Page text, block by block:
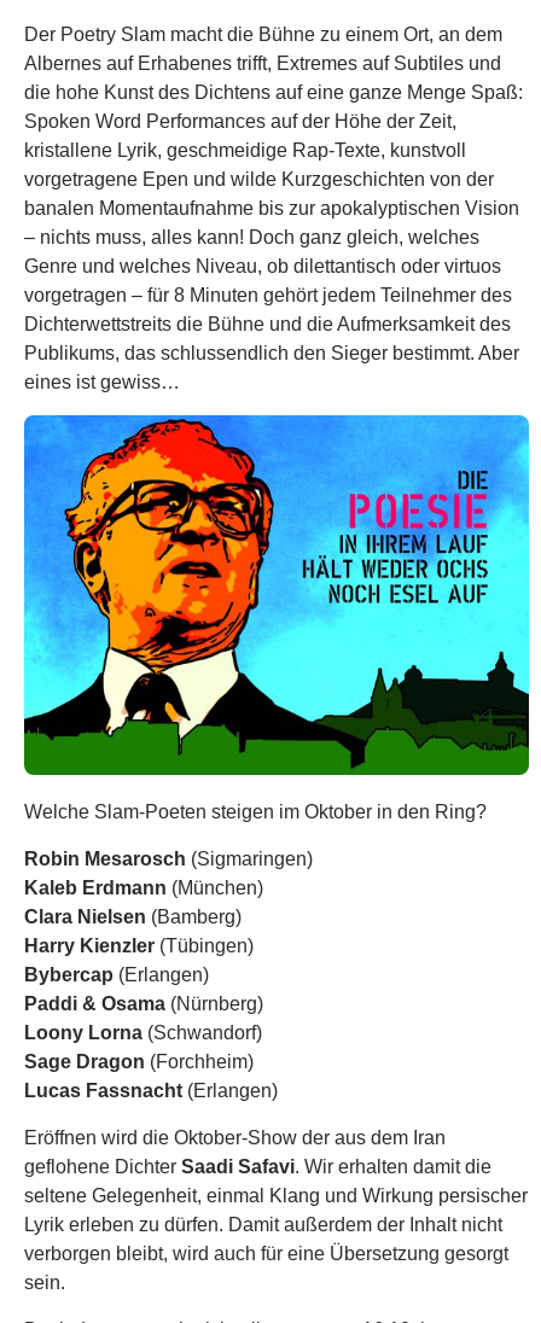
Der Poetry Slam macht die Bühne zu einem Ort, an dem
Albernes auf Erhabenes trifft, Extremes auf Subtiles und
die hohe Kunst des Dichtens auf eine ganze Menge Spaß:
Spoken Word Performances auf der Höhe der Zeit,
kristallene Lyrik, geschmeidige Rap-Texte, kunstvoll
vorgetragene Epen und wilde Kurzgeschichten von der
banalen Momentaufnahme bis zur apokalyptischen Vision
– nichts muss, alles kann! Doch ganz gleich, welches
Genre und welches Niveau, ob dilettantisch oder virtuos
vorgetragen – für 8 Minuten gehört jedem Teilnehmer des
Dichterwettstreits die Bühne und die Aufmerksamkeit des
Publikums, das schlussendlich den Sieger bestimmt. Aber
eines ist gewiss…
Welche Slam-Poeten steigen im Oktober in den Ring?
Robin Mesarosch (Sigmaringen)
Kaleb Erdmann (München)
Clara Nielsen (Bamberg)
Harry Kienzler (Tübingen)
Bybercap (Erlangen)
Paddi & Osama (Nürnberg)
Loony Lorna (Schwandorf)
Sage Dragon (Forchheim)
Lucas Fassnacht (Erlangen)
Eröffnen wird die Oktober-Show der aus dem Iran
geflohene Dichter Saadi Safavi. Wir erhalten damit die
seltene Gelegenheit, einmal Klang und Wirkung persischer
Lyrik erleben zu dürfen. Damit außerdem der Inhalt nicht
verborgen bleibt, wird auch für eine Übersetzung gesorgt
sein.